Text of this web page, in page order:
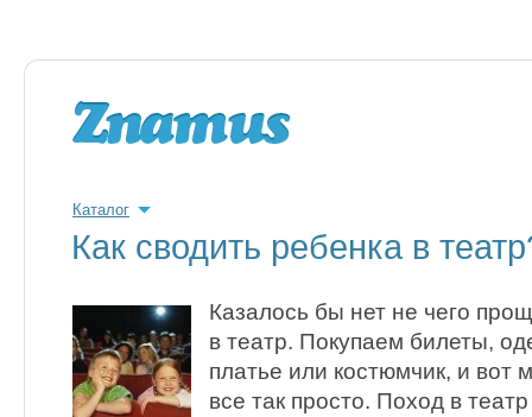
Каталог
Как сводить ребенка в
Казалось бы нет не чего
в театр. Покупаем билеты,
платье или костюмчик, и
все так просто. Поход в